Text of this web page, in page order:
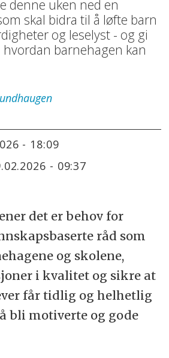
denne uken ned en
skal bidra til å løfte barn
og leselyst - og gi
barnehagen kan
- 18:09
- 09:37
det er behov for
råd som
og skolene,
i kvalitet og sikre at
får tidlig og helhetlig
bli motiverte og gode